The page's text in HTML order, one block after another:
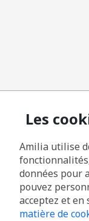
Les
Amilia utilise
données pour
pouvez
acceptez et
matière de